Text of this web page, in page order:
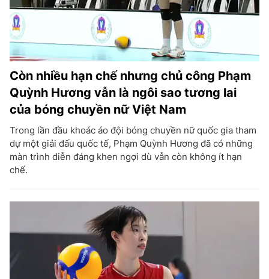
Còn nhiều hạn chế nhưng chủ công Phạm
Quỳnh Hương vẫn là ngôi sao tương lai
của bóng chuyền nữ Việt Nam
Trong lần đầu khoác áo đội bóng chuyền nữ quốc gia tham
dự một giải đấu quốc tế, Phạm Quỳnh Hương đã có những
màn trình diễn đáng khen ngợi dù vẫn còn không ít hạn
chế.